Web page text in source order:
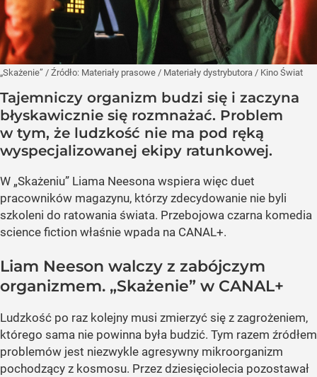
„Skażenie” / Źródło: Materiały prasowe / Materiały dystrybutora / Kino Świat
Tajemniczy organizm budzi się i zaczyna
błyskawicznie się rozmnażać. Problem
w tym, że ludzkość nie ma pod ręką
wyspecjalizowanej ekipy ratunkowej.
W „Skażeniu” Liama Neesona wspiera więc duet
pracowników magazynu, którzy zdecydowanie nie byli
szkoleni do ratowania świata. Przebojowa czarna komedia
science fiction właśnie wpada na CANAL+.
Liam Neeson walczy z zabójczym
organizmem. „Skażenie” w CANAL+
Ludzkość po raz kolejny musi zmierzyć się z zagrożeniem,
którego sama nie powinna była budzić. Tym razem źródłem
problemów jest niezwykle agresywny mikroorganizm
pochodzący z kosmosu. Przez dziesięciolecia pozostawał